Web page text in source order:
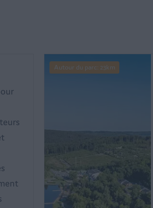
Autour du parc: 23km